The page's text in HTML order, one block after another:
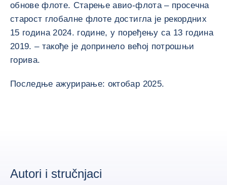
обнове флоте. Старење авио-флота – просечна
старост глобалне флоте достигла је рекордних
15 година 2024. године, у поређењу са 13 година
2019. – такође је допринело већој потрошњи
горива.
Последње ажурирање: октобар 2025.
Autori i stručnjaci